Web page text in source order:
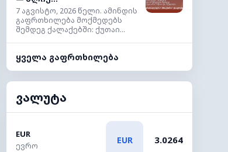
7 აგვისტო, 2026 წელი. ამინდის
გაფრთხილება მოქმედებს
შემდეგ ქალაქებში: ქუთაი...
ყველა გაფრთხილება
ვალუტა
EUR
ევრო
EUR 3.0264